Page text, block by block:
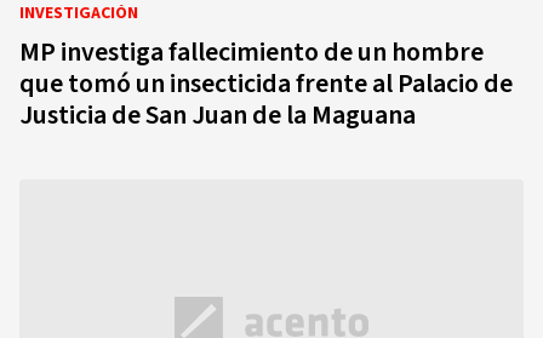
INVESTIGACIÓN
MP investiga fallecimiento de un hombre
que tomó un insecticida frente al Palacio de
Justicia de San Juan de la Maguana